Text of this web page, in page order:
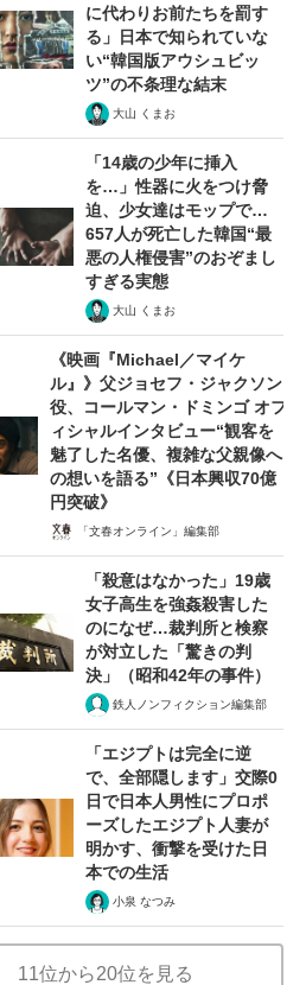
に代わりお前たちを罰す
る」日本で知られていな
い“韓国版アウシュビッ
ツ”の不条理な結末
大山 くまお
「14歳の少年に挿入
を…」性器に火をつけ脅
迫、少女達はモップで…
657人が死亡した韓国“最
悪の人権侵害”のおぞまし
すぎる実態
大山 くまお
《映画『Michael／マイケ
ル』》父ジョセフ・ジャクソン
役、コールマン・ドミンゴ オフ
ィシャルインタビュー“観客を
魅了した名優、複雑な父親像へ
の想いを語る”《日本興収70億
円突破》
「文春オンライン」編集部
「殺意はなかった」19歳
女子高生を強姦殺害した
のになぜ…裁判所と検察
が対立した「驚きの判
決」（昭和42年の事件）
鉄人ノンフィクション編集部
「エジプトは完全に逆
で、全部隠します」交際0
日で日本人男性にプロポ
ーズしたエジプト人妻が
明かす、衝撃を受けた日
本での生活
小泉 なつみ
11位から20位を見る